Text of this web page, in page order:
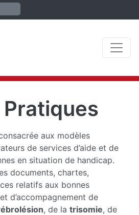
aux modèles
de services d’aide et de
en situation de handicap.
documents, chartes,
relatifs aux bonnes
d’accompagnement de
, de la trisomie, de